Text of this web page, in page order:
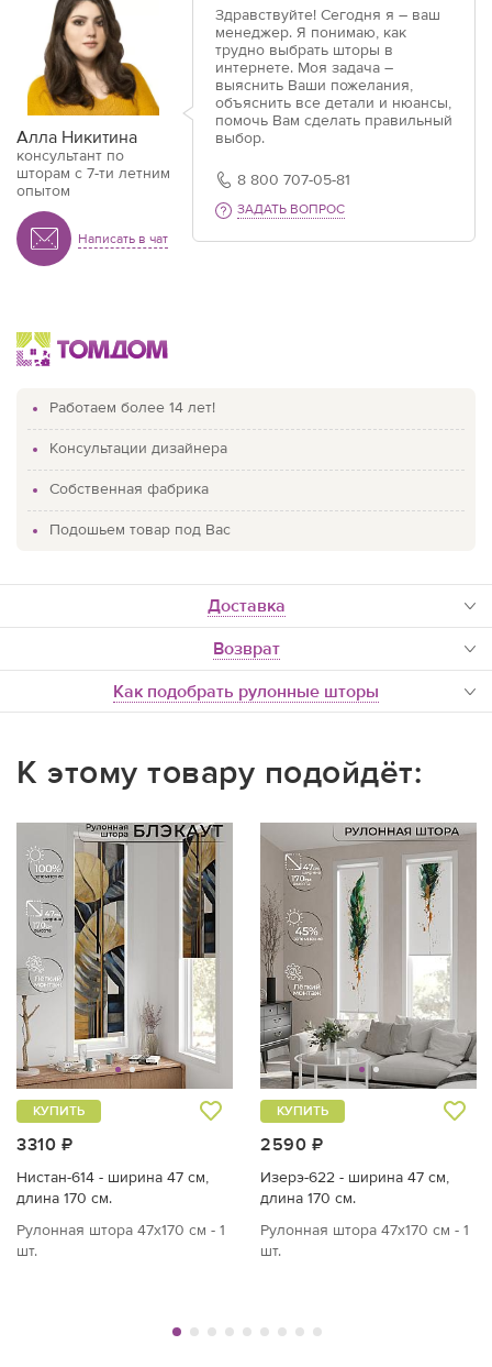
Алла Никитина
консультант по
шторам с 7-ти летним
опытом
Написать в чат
Здравствуйте! Сегодня я – ваш
менеджер. Я понимаю, как
трудно выбрать шторы в
интернете. Моя задача –
выяснить Ваши пожелания,
объяснить все детали и нюансы,
помочь Вам сделать правильный
выбор.
8 800 707-05-81
ЗАДАТЬ ВОПРОС
Работаем более 14 лет!
Консультации дизайнера
Собственная фабрика
Подошьем товар под Вас
доставка
Возврат
Как подобрать рулонные шторы
К этому товару подойдёт:
3310 ₽
КУПИТЬ
Нистан-614 - ширина 47 см,
длина 170 см.
Рулонная штора 47х170 см - 1
шт.
2590 ₽
КУПИТЬ
Изерэ-622 - ширина 47 см,
длина 170 см.
Рулонная штора 47х170 см - 1
шт.